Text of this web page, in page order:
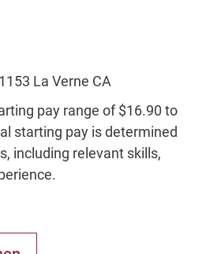
La Verne CA
pay range of $16.90 to
starting pay is determined
including relevant skills,